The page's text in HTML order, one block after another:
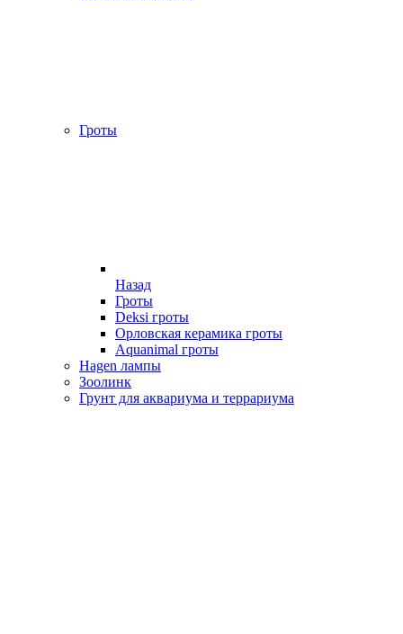
Гроты
Назад
Гроты
Deksi гроты
Орловская керамика гроты
Aquanimal гроты
Hagen лампы
Зоолинк
Грунт для аквариума и террариума